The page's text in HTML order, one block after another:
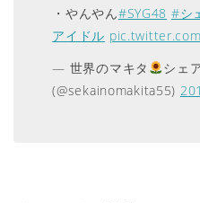
・やんやん#SYG48 #シ
アイドル
— 世界のマキタ
シェ
(@sekainomakita55)